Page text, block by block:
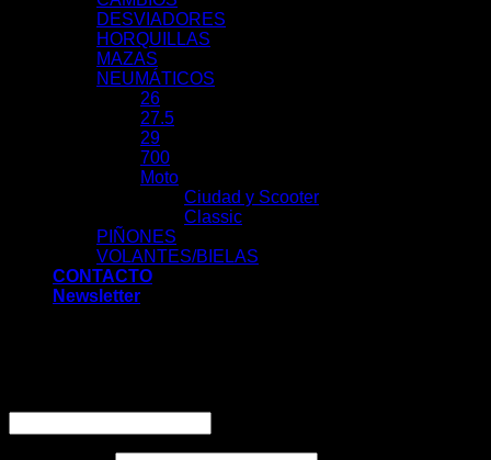
DESVIADORES
HORQUILLAS
MAZAS
NEUMÁTICOS
26
27.5
29
700
Moto
Ciudad y Scooter
Classic
PIÑONES
VOLANTES/BIELAS
CONTACTO
Newsletter